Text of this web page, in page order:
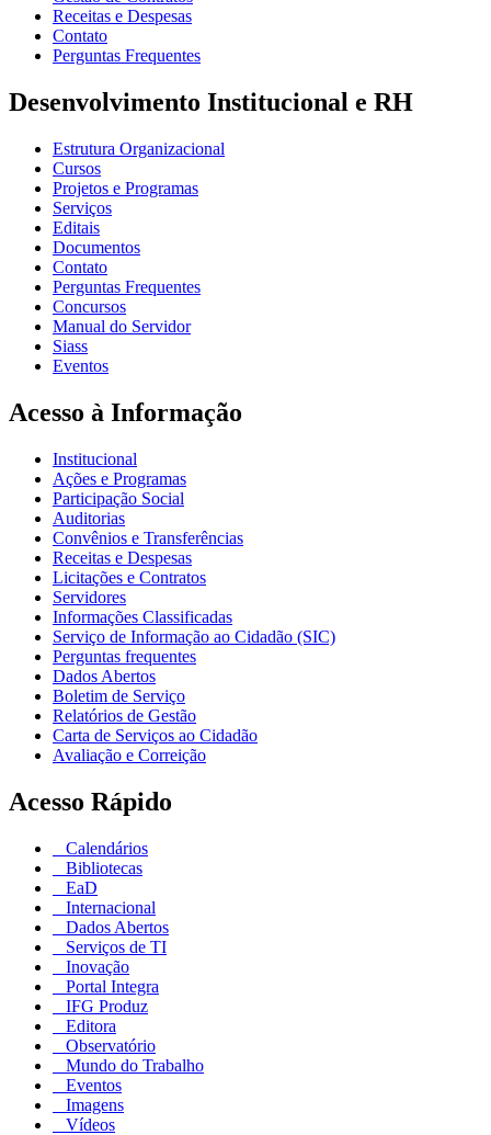
Receitas e Despesas
Contato
Perguntas Frequentes
Desenvolvimento Institucional e RH
Estrutura Organizacional
Cursos
Projetos e Programas
Serviços
Editais
Documentos
Contato
Perguntas Frequentes
Concursos
Manual do Servidor
Siass
Eventos
Acesso à Informação
Institucional
Ações e Programas
Participação Social
Auditorias
Convênios e Transferências
Receitas e Despesas
Licitações e Contratos
Servidores
Informações Classificadas
Serviço de Informação ao Cidadão (SIC)
Perguntas frequentes
Dados Abertos
Boletim de Serviço
Relatórios de Gestão
Carta de Serviços ao Cidadão
Avaliação e Correição
Acesso Rápido
Calendários
Bibliotecas
EaD
Internacional
Dados Abertos
Serviços de TI
Inovação
Portal Integra
IFG Produz
Editora
Observatório
Mundo do Trabalho
Eventos
Imagens
Vídeos